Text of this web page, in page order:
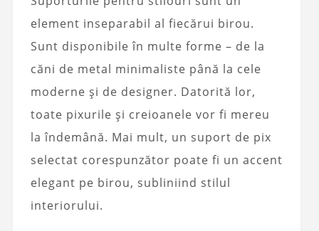
element inseparabil al fiecărui birou.
Sunt disponibile în multe forme – de la
căni de metal minimaliste până la cele
moderne și de designer. Datorită lor,
toate pixurile și creioanele vor fi mereu
la îndemână. Mai mult, un suport de pix
selectat corespunzător poate fi un accent
elegant pe birou, subliniind stilul
interiorului.